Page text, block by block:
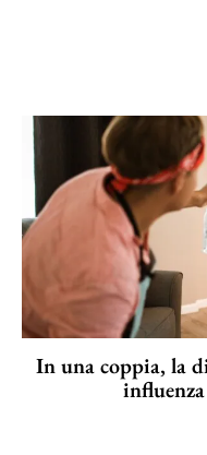
In una coppia, la